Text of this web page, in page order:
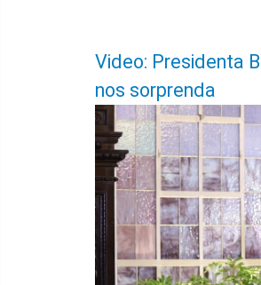
Video: Presidenta
nos sorprenda